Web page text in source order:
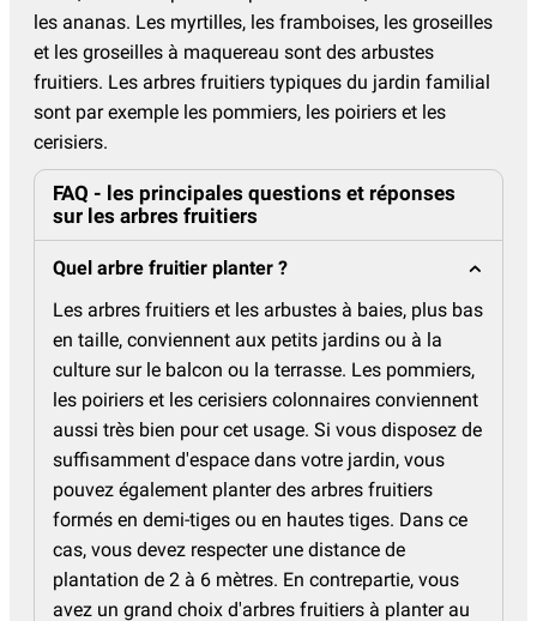
les ananas. Les myrtilles, les framboises, les groseilles
et les groseilles à maquereau sont des arbustes
fruitiers. Les arbres fruitiers typiques du jardin familial
sont par exemple les pommiers, les poiriers et les
cerisiers.
FAQ - les principales questions et réponses
sur les arbres fruitiers
Quel arbre fruitier planter ?
Les arbres fruitiers et les arbustes à baies, plus bas
en taille, conviennent aux petits jardins ou à la
culture sur le balcon ou la terrasse. Les pommiers,
les poiriers et les cerisiers colonnaires conviennent
aussi très bien pour cet usage. Si vous disposez de
suffisamment d'espace dans votre jardin, vous
pouvez également planter des arbres fruitiers
formés en demi-tiges ou en hautes tiges. Dans ce
cas, vous devez respecter une distance de
plantation de 2 à 6 mètres. En contrepartie, vous
avez un grand choix d'arbres fruitiers à planter au